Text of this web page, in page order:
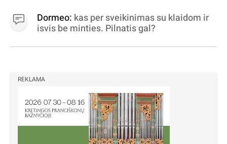
Dormeo: kas per sveikinimas su klaidom ir
isvis be minties. Pilnatis gal?
REKLAMA